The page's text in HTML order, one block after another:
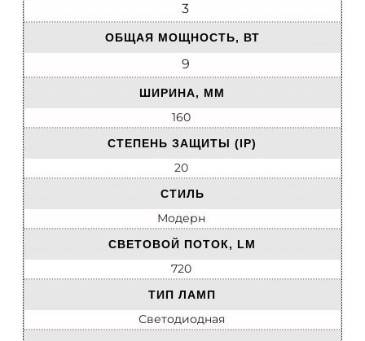
3
ОБЩАЯ МОЩНОСТЬ, ВТ
9
ШИРИНА, ММ
160
СТЕПЕНЬ ЗАЩИТЫ (IP)
20
СТИЛЬ
Модерн
СВЕТОВОЙ ПОТОК, LM
720
ТИП ЛАМП
Светодиодная